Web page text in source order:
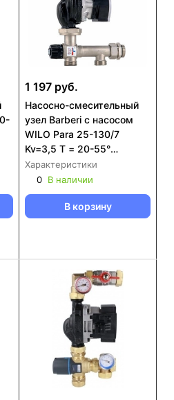
1 197 руб.
Насосно-смесительный
узел Barberi с насосом
WILO Para 25-130/7
Kv=3,5 T = 20-55°
(27B040N4P3)
Характеристики
0 В наличии
В корзину